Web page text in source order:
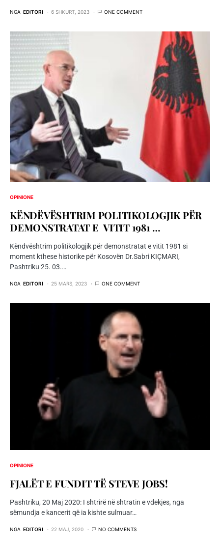
NGA EDITORI 6 SHKURT, 2023 ONE COMMENT
OPINIONE
KËNDËVËSHTRIM POLITIKOLOGJIK PËR
DEMONSTRATAT E VITIT 1981 …
Këndvështrim politikologjik për demonstratat e vitit 1981 si
moment kthese historike për Kosovën Dr.Sabri KIÇMARI,
Pashtriku 25. 03.…
NGA EDITORI 25 MARS, 2023 ONE COMMENT
OPINIONE
FJALËT E FUNDIT TË STEVE JOBS!
Pashtriku, 20 Maj 2020: I shtrirë në shtratin e vdekjes, nga
sëmundja e kancerit që ia kishte sulmuar…
NGA EDITORI 22 MAJ, 2020 NO COMMENTS